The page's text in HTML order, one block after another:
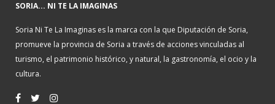
SORIA... NI TE LA IMAGINAS
Soria Ni Te La Imaginas es la marca con la que Diputación de Soria,
promueve la provincia de Soria a través de acciones vinculadas al
turismo, el patrimonio histórico, y natural, la gastronomía, el ocio y la
cultura.